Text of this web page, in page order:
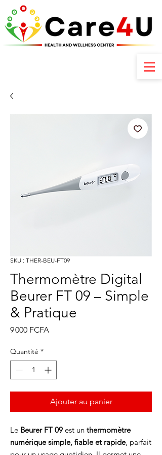
SKU : THER-BEU-FT09
Thermomètre Digital
Beurer FT 09 – Simple
& Pratique
9 000 FCFAPrix
Quantité *
Ajouter au panier
Le Beurer FT 09 est un thermomètre
numérique simple, fiable et rapide, parfait